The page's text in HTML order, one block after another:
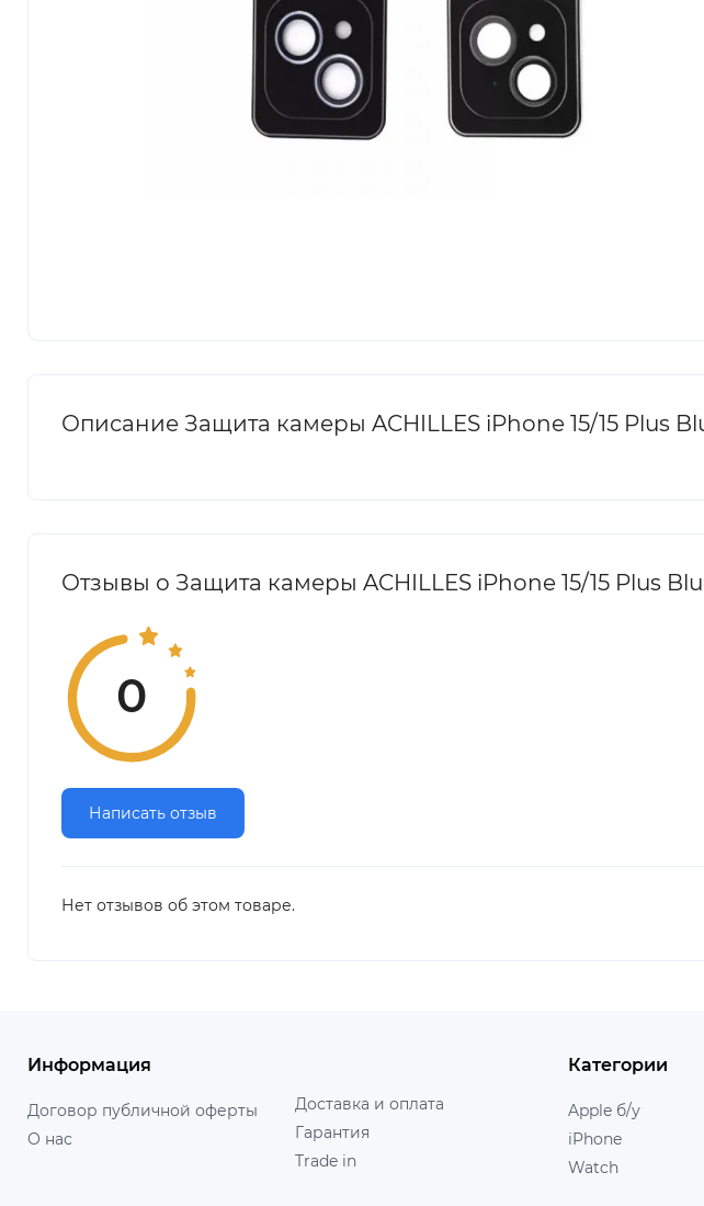
Описание Защита камеры ACHILLES iPhone 15/15 Plus
Отзывы о Защита камеры ACHILLES iPhone 15/15 Plus
0
Написать отзыв
Нет отзывов об этом товаре.
Информация
Договор публичной оферты
О нас
Доставка и оплата
Гарантия
Trade in
Категории
Apple б/у
iPhone
Watch